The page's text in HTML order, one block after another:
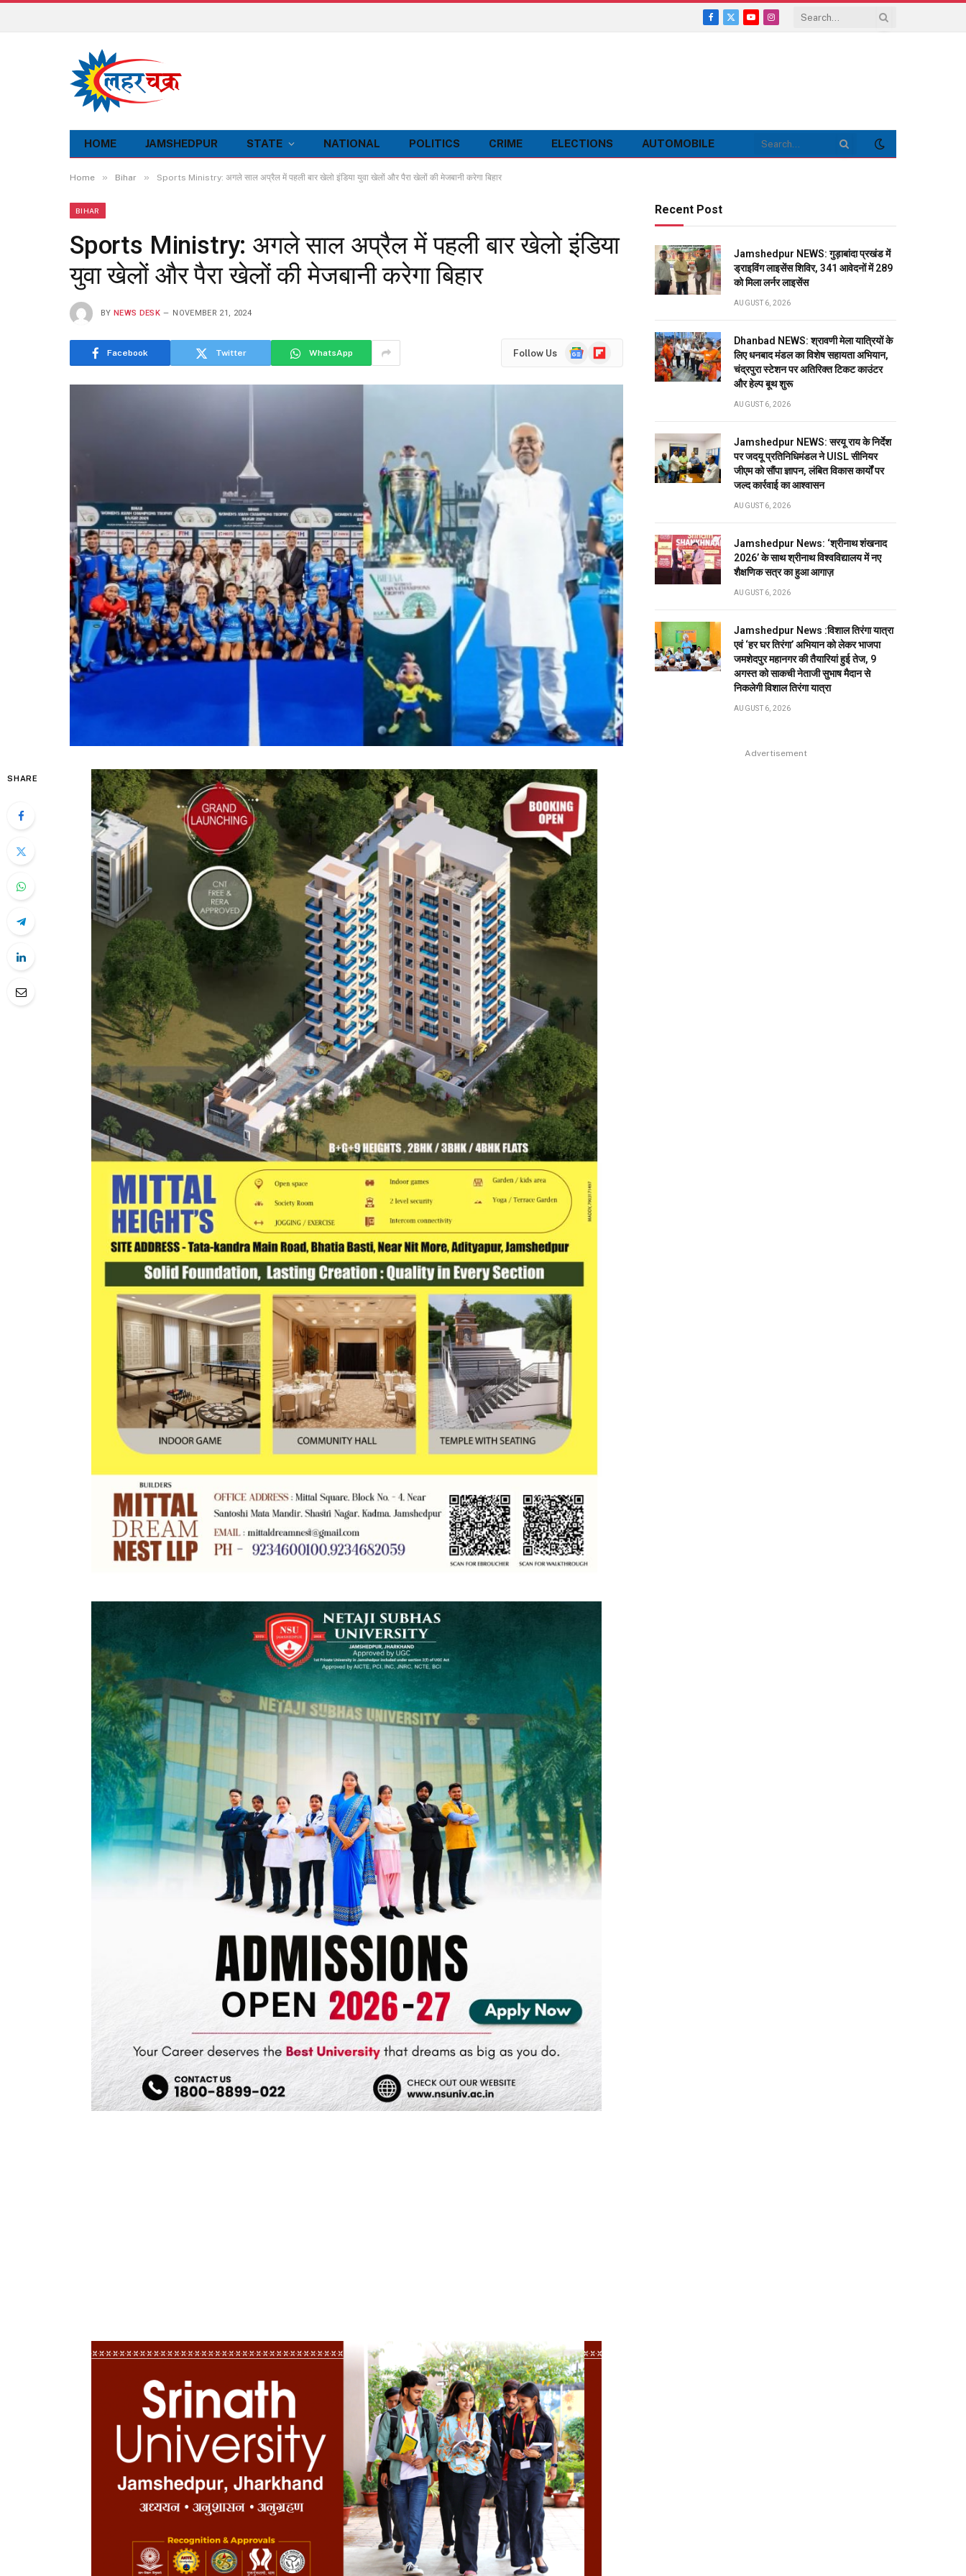
Facebook
X
YouTubeInstagram
HOME JAMSHEDPUR STATE NATIONAL POLITICS CRIME ELECTIONS AUTOMOBILE
Home » Bihar » Sports Ministry: अगले साल अप्रैल में पहली बार खेलो इंडिया युवा खेलों और पैरा खेलों की मेजबानी करेगा बिहार
BIHAR
Sports Ministry: अगले साल अप्रैल में पहली बार खेलो इंडिया
युवा खेलों और पैरा खेलों की मेजबानी करेगा बिहार
BY NEWS DESK NOVEMBER 21, 2024
Facebook Twitter WhatsApp Follow Us
GoogleFlipboard
SHARE
Recent Post
Jamshedpur NEWS: गुड़ाबांदा प्रखंड में
ड्राइविंग लाइसेंस शिविर, 341 आवेदनों में 289
को मिला लर्नर लाइसेंस
AUGUST 6, 2026
Dhanbad NEWS: श्रावणी मेला यात्रियों के
लिए धनबाद मंडल का विशेष सहायता अभियान,
चंद्रपुरा स्टेशन पर अतिरिक्त टिकट काउंटर
और हेल्प बूथ शुरू
AUGUST 6, 2026
Jamshedpur NEWS: सरयू राय के निर्देश
पर जदयू प्रतिनिधिमंडल ने UISL सीनियर
जीएम को सौंपा ज्ञापन, लंबित विकास कार्यों पर
जल्द कार्रवाई का आश्वासन
AUGUST 6, 2026
Jamshedpur News: ‘श्रीनाथ शंखनाद
2026’ के साथ श्रीनाथ विश्वविद्यालय में नए
शैक्षणिक सत्र का हुआ आगाज़
AUGUST 6, 2026
Jamshedpur News :विशाल तिरंगा यात्रा
एवं ‘हर घर तिरंगा’ अभियान को लेकर भाजपा
जमशेदपुर महानगर की तैयारियां हुई तेज, 9
अगस्त को साकची नेताजी सुभाष मैदान से
निकलेगी विशाल तिरंगा यात्रा
AUGUST 6, 2026
Advertisement